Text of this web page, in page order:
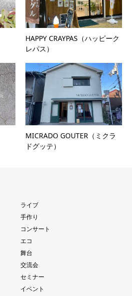
HAPPY CRAYPAS（ハッピーク
レパス）
MICRADO GOUTER（ミクラ
ドグッテ）
ライブ
手作り
コンサート
エコ
舞台
交流会
セミナー
イベント